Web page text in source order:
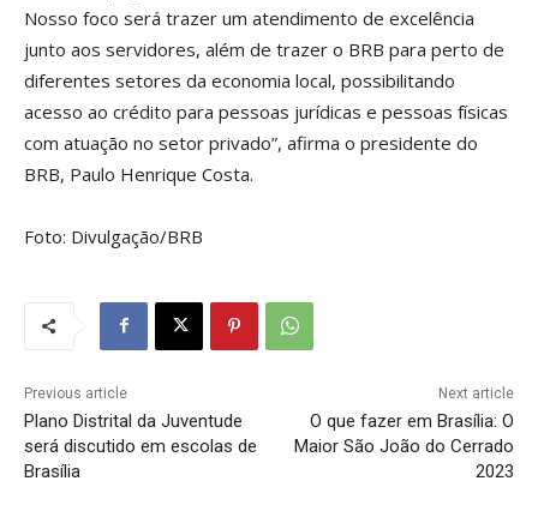
Nosso foco será trazer um atendimento de excelência
junto aos servidores, além de trazer o BRB para perto de
diferentes setores da economia local, possibilitando
acesso ao crédito para pessoas jurídicas e pessoas físicas
com atuação no setor privado”, afirma o presidente do
BRB, Paulo Henrique Costa.
Foto: Divulgação/BRB
Previous article
Plano Distrital da Juventude
será discutido em escolas de
Brasília
Next article
O que fazer em Brasília: O
Maior São João do Cerrado
2023